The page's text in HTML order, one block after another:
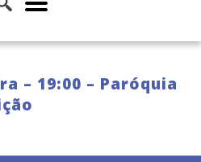
– 19:00 – Paróquia